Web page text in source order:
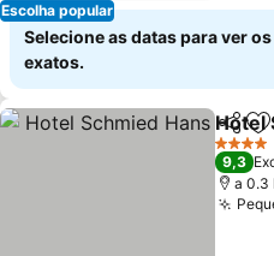
Escolha popular
Selecione as datas para ver
exatos.
Hotel
4 Estrelas
9,3
a 0.3